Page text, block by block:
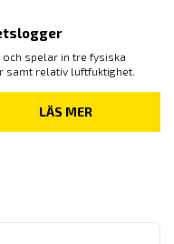
spelar in tre fysiska
samt relativ luftfuktighet.
LÄS MER